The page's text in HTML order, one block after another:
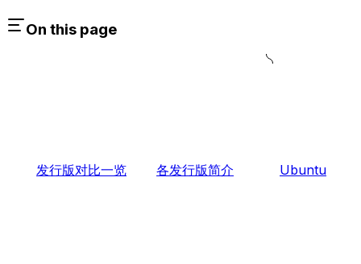
On this page
发行版对比一览 各发行版简介 Ubuntu